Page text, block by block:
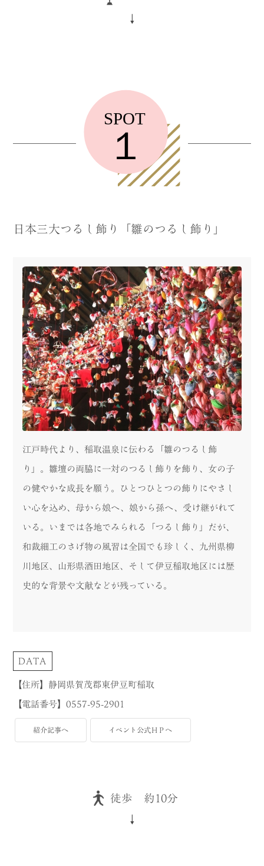
↓
日本三大つるし飾り「雛のつるし飾り」
江戸時代より、稲取温泉に伝わる「雛のつるし飾
り」。雛壇の両脇に一対のつるし飾りを飾り、女の子
の健やかな成長を願う。ひとつひとつの飾りにやさし
い心を込め、母から娘へ、娘から孫へ、受け継がれて
いる。いまでは各地でみられる「つるし飾り」だが、
和裁細工のさげ物の風習は全国でも珍しく、九州県柳
川地区、山形県酒田地区、そして伊豆稲取地区には歴
史的な背景や文献などが残っている。
DATA
【住所】静岡県賀茂郡東伊豆町稲取
【電話番号】0557-95-2901
紹介記事へ イベント公式ＨＰへ
徒歩 約10分
↓